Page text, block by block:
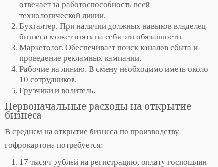
отвечает за работоспособность всей
технологической линии.
Бухгалтер. При наличии должных навыков владелец
бизнеса может взять на себя эти обязанности.
Маркетолог. Обеспечивает поиск каналов сбыта и
проведение рекламных кампаний.
Рабочие на линию. В смену необходимо иметь около
10 сотрудников.
Грузчики и водитель.
Первоначальные расходы на открытие
бизнеса
В среднем на открытие бизнеса по производству
гофрокартона потребуется:
17 тысяч рублей на регистрацию, оплату госпошлин